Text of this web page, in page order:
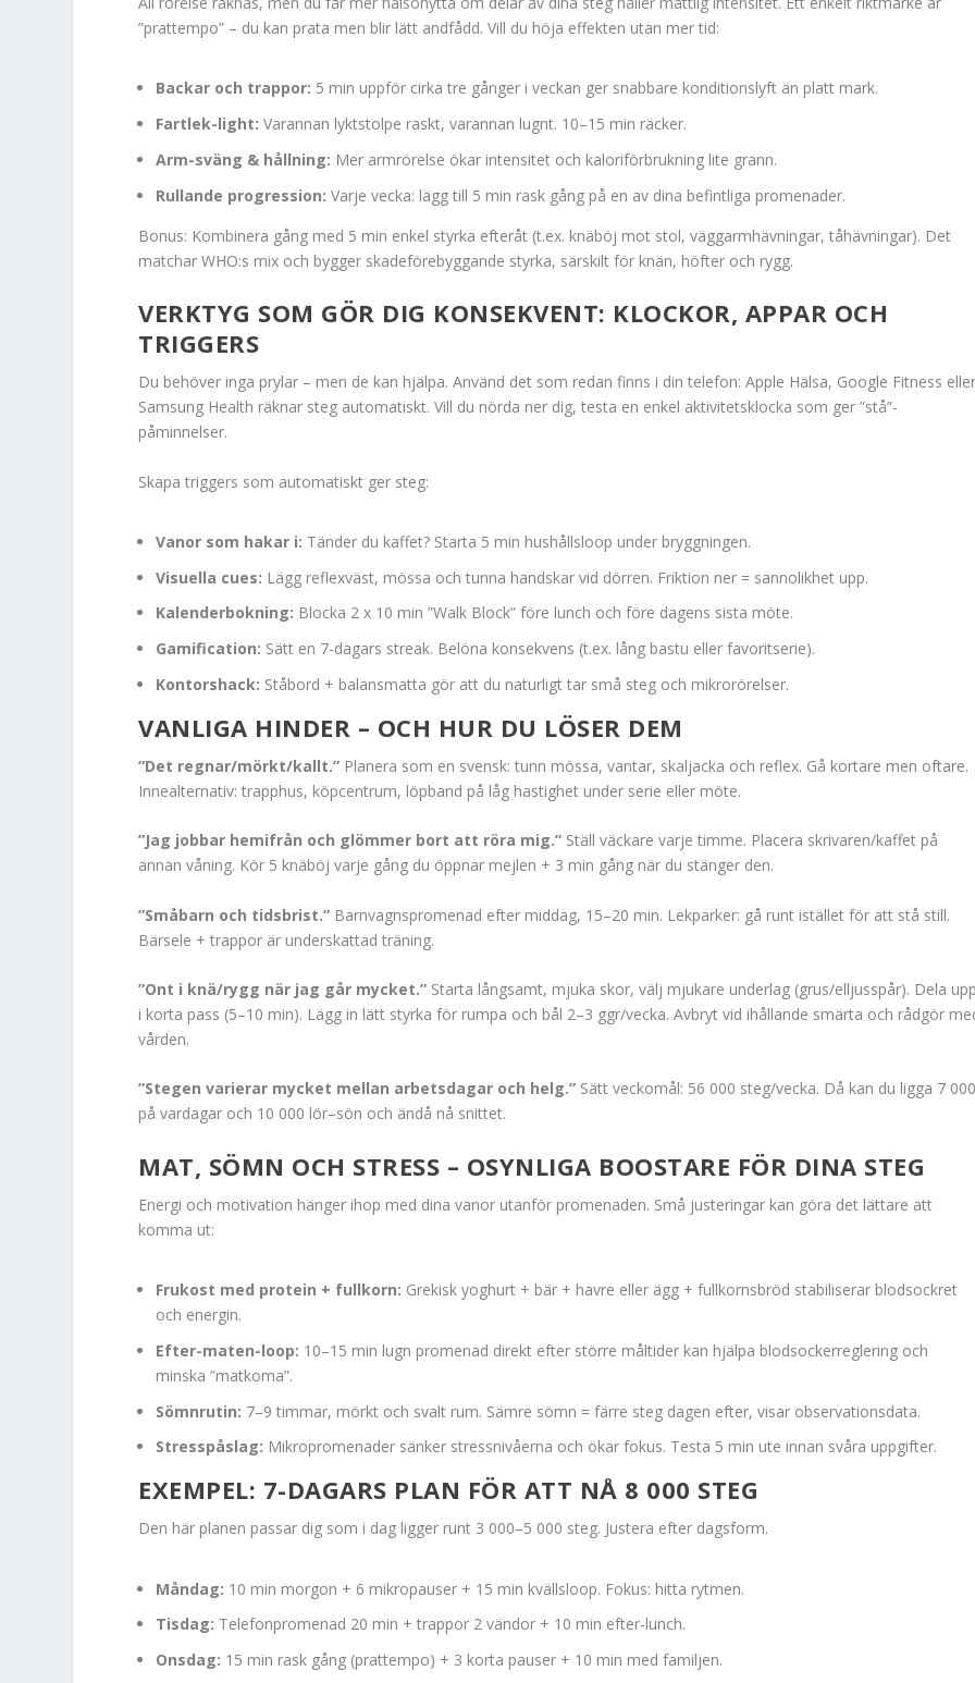
”prattempo” – du kan prata men blir lätt andfådd. Vill du höja effekten utan mer tid:
Backar och trappor: 5 min uppför cirka tre gånger i veckan ger snabbare konditionslyft än platt mark.
Fartlek-light: Varannan lyktstolpe raskt, varannan lugnt. 10–15 min räcker.
Arm-sväng & hållning: Mer armrörelse ökar intensitet och kaloriförbrukning lite grann.
Rullande progression: Varje vecka: lägg till 5 min rask gång på en av dina befintliga promenader.
Bonus: Kombinera gång med 5 min enkel styrka efteråt (t.ex. knäböj mot stol, väggarmhävningar, tåhävningar). Det
matchar WHO:s mix och bygger skadeförebyggande styrka, särskilt för knän, höfter och rygg.
VERKTYG SOM GÖR DIG KONSEKVENT: KLOCKOR, APPAR OCH
TRIGGERS
Du behöver inga prylar – men de kan hjälpa. Använd det som redan finns i din telefon: Apple Hälsa, Google Fitness
Samsung Health räknar steg automatiskt. Vill du nörda ner dig, testa en enkel aktivitetsklocka som ger ”stå”-
påminnelser.
Skapa triggers som automatiskt ger steg:
Vanor som hakar i: Tänder du kaffet? Starta 5 min hushållsloop under bryggningen.
Visuella cues: Lägg reflexväst, mössa och tunna handskar vid dörren. Friktion ner = sannolikhet upp.
Kalenderbokning: Blocka 2 x 10 min ”Walk Block” före lunch och före dagens sista möte.
Gamification: Sätt en 7-dagars streak. Belöna konsekvens (t.ex. lång bastu eller favoritserie).
Kontorshack: Ståbord + balansmatta gör att du naturligt tar små steg och mikrorörelser.
VANLIGA HINDER – OCH HUR DU LÖSER DEM
”Det regnar/mörkt/kallt.” Planera som en svensk: tunn mössa, vantar, skaljacka och reflex. Gå kortare men oftare.
Innealternativ: trapphus, köpcentrum, löpband på låg hastighet under serie eller möte.
”Jag jobbar hemifrån och glömmer bort att röra mig.” Ställ väckare varje timme. Placera skrivaren/kaffet på
annan våning. Kör 5 knäböj varje gång du öppnar mejlen + 3 min gång när du stänger den.
”Småbarn och tidsbrist.” Barnvagnspromenad efter middag, 15–20 min. Lekparker: gå runt istället för att stå still.
Bärsele + trappor är underskattad träning.
”Ont i knä/rygg när jag går mycket.” Starta långsamt, mjuka skor, välj mjukare underlag (grus/elljusspår). Dela
i korta pass (5–10 min). Lägg in lätt styrka för rumpa och bål 2–3 ggr/vecka. Avbryt vid ihållande smärta och rådgör
vården.
”Stegen varierar mycket mellan arbetsdagar och helg.” Sätt veckomål: 56 000 steg/vecka. Då kan du ligga 7
på vardagar och 10 000 lör–sön och ändå nå snittet.
MAT, SÖMN OCH STRESS – OSYNLIGA BOOSTARE FÖR DINA STEG
Energi och motivation hänger ihop med dina vanor utanför promenaden. Små justeringar kan göra det lättare att
komma ut:
Frukost med protein + fullkorn: Grekisk yoghurt + bär + havre eller ägg + fullkornsbröd stabiliserar blodsockret
och energin.
Efter-maten-loop: 10–15 min lugn promenad direkt efter större måltider kan hjälpa blodsockerreglering och
minska ”matkoma”.
Sömnrutin: 7–9 timmar, mörkt och svalt rum. Sämre sömn = färre steg dagen efter, visar observationsdata.
Stresspåslag: Mikropromenader sänker stressnivåerna och ökar fokus. Testa 5 min ute innan svåra uppgifter.
EXEMPEL: 7-DAGARS PLAN FÖR ATT NÅ 8 000 STEG
Den här planen passar dig som i dag ligger runt 3 000–5 000 steg. Justera efter dagsform.
Måndag: 10 min morgon + 6 mikropauser + 15 min kvällsloop. Fokus: hitta rytmen.
Tisdag: Telefonpromenad 20 min + trappor 2 vändor + 10 min efter-lunch.
Onsdag: 15 min rask gång (prattempo) + 3 korta pauser + 10 min med familjen.